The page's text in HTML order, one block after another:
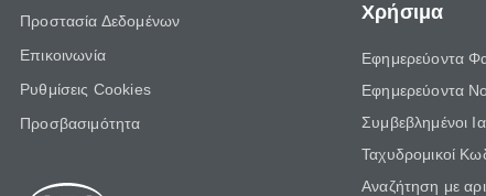
Προστασία Δεδομένων
Επικοινωνία
Ρυθμίσεις Cookies
Προσβασιμότητα
Χρήσιμα
Εφημερεύοντα
Εφημερεύοντα
Συμβεβλημένοι
Ταχυδρομικοί
Αναζήτηση με